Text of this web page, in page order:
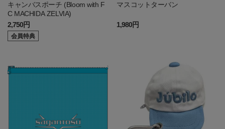
キャンバスポーチ (Bloom with F
C MACHIDA ZELVIA)
2,750円
会員特典
マスコットターバン
1,980円